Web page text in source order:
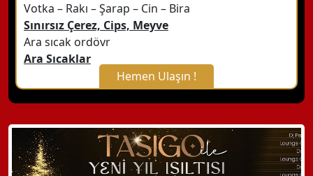
Votka – Rakı – Şarap – Cin – Bira
Sınırsız Çerez, Cips, Meyve
Ara sıcak ordövr
Ara Sıcaklar
Hemen Ulaşın !
X Kapat
WhatsApp ile Bilgi Alın